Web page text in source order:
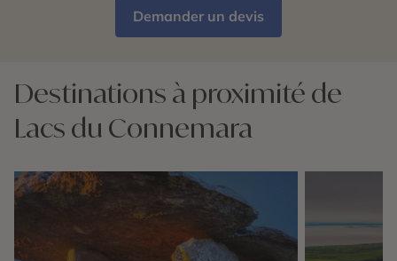
Demander un devis
Destinations à proximité de
Lacs du Connemara